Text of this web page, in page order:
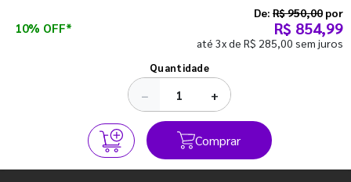
10% OFF*
De: R$ 950,00 por
R$ 854,99
até 3x de R$ 285,00 sem juros
Quantidade
− +
Comprar